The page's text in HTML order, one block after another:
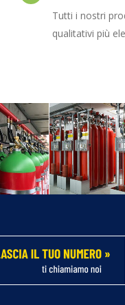
Tutti i nostri
qualitativi più